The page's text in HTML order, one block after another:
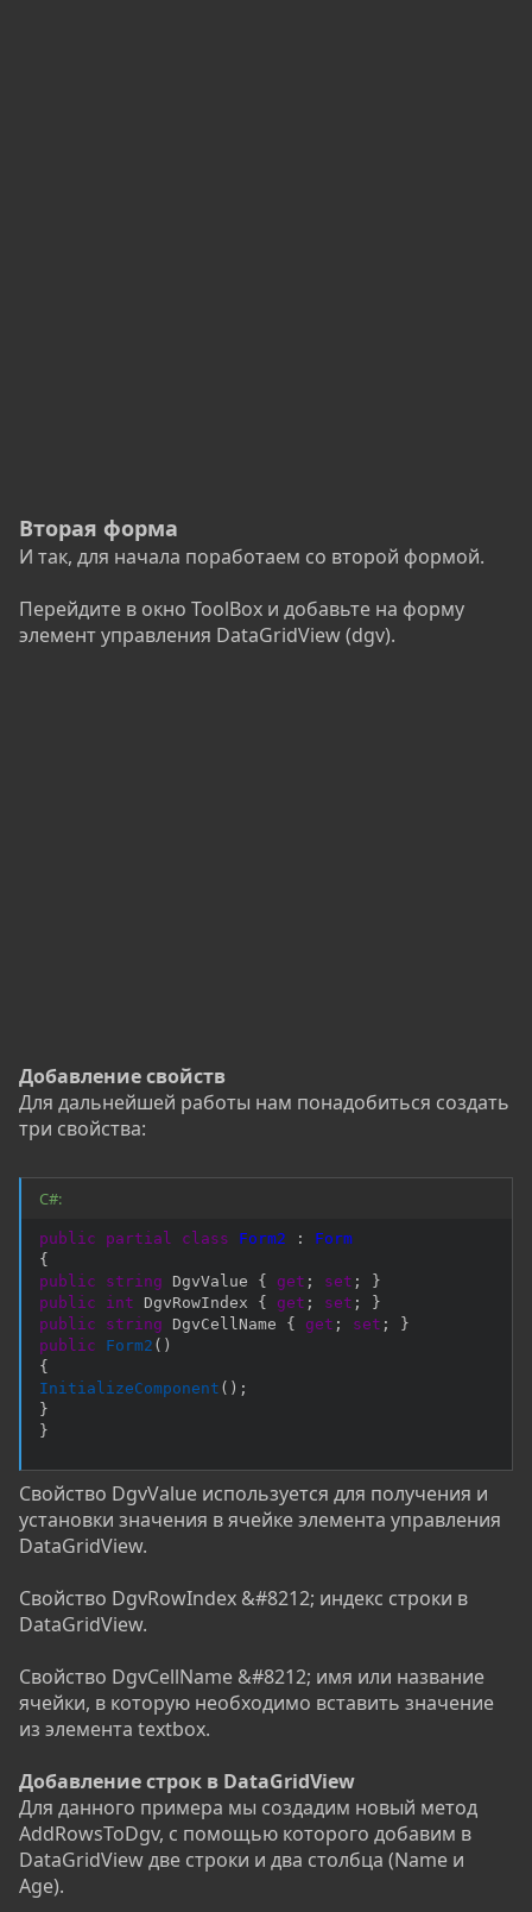
Вторая форма
И так, для начала поработаем со второй формой.
Перейдите в окно ToolBox и добавьте на форму
элемент управления DataGridView (dgv).
Добавление свойств
Для дальнейшей работы нам понадобиться создать
три свойства:
C#:
public partial class Form2 :
Form
{
public
string DgvValue { get ; set ;
}
public
int DgvRowIndex { get ; set ;
}
public
string DgvCellName { get ; set ;
}
public
Form2 ( )
{
InitializeComponent ( ) ;
}
}
Свойство DgvValue используется для получения и
установки значения в ячейке элемента управления
DataGridView.
Свойство DgvRowIndex &#8212; индекс строки в
DataGridView.
Свойство DgvCellName &#8212; имя или название
ячейки, в которую необходимо вставить значение
из элемента textbox.
Добавление строк в DataGridView
Для данного примера мы создадим новый метод
AddRowsToDgv, с помощью которого добавим в
DataGridView две строки и два столбца (Name и
Age).